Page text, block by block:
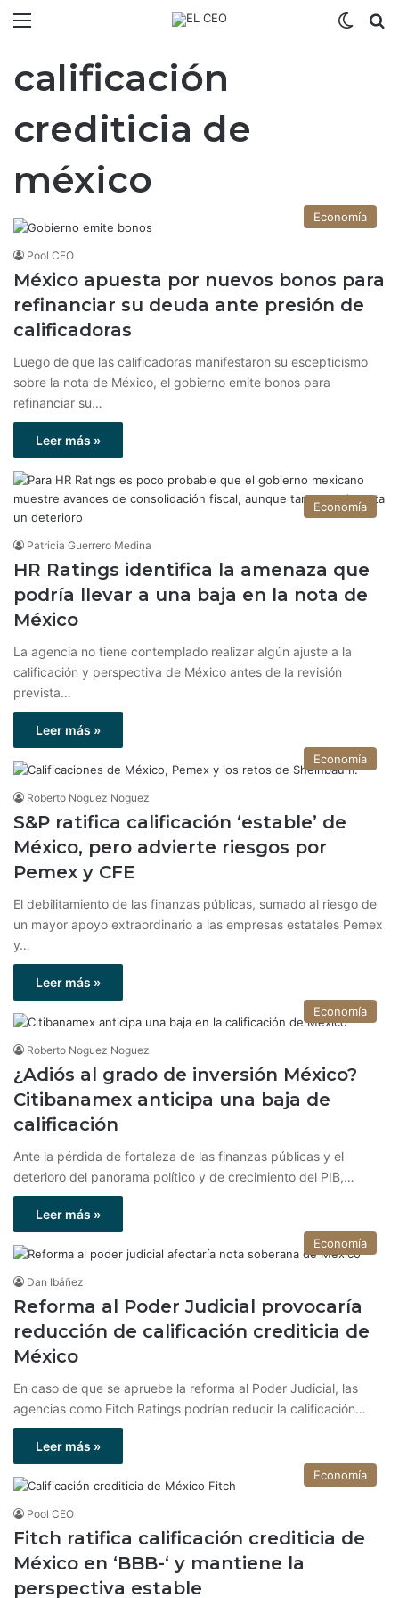
calificación
crediticia de
méxico
Economía
Pool CEO
México apuesta por nuevos bonos para
refinanciar su deuda ante presión de
calificadoras
Luego de que las calificadoras manifestaron su escepticismo
sobre la nota de México, el gobierno emite bonos para
refinanciar su…
Leer más »
Economía
Patricia Guerrero Medina
HR Ratings identifica la amenaza que
podría llevar a una baja en la nota de
México
La agencia no tiene contemplado realizar algún ajuste a la
calificación y perspectiva de México antes de la revisión
prevista…
Leer más »
Economía
Roberto Noguez Noguez
S&P ratifica calificación ‘estable’ de
México, pero advierte riesgos por
Pemex y CFE
El debilitamiento de las finanzas públicas, sumado al riesgo de
un mayor apoyo extraordinario a las empresas estatales Pemex
y…
Leer más »
Economía
Roberto Noguez Noguez
¿Adiós al grado de inversión México?
Citibanamex anticipa una baja de
calificación
Ante la pérdida de fortaleza de las finanzas públicas y el
deterioro del panorama político y de crecimiento del PIB,…
Leer más »
Economía
Dan Ibáñez
Reforma al Poder Judicial provocaría
reducción de calificación crediticia de
México
En caso de que se apruebe la reforma al Poder Judicial, las
agencias como Fitch Ratings podrían reducir la calificación…
Leer más »
Economía
Pool CEO
Fitch ratifica calificación crediticia de
México en ‘BBB-‘ y mantiene la
perspectiva estable